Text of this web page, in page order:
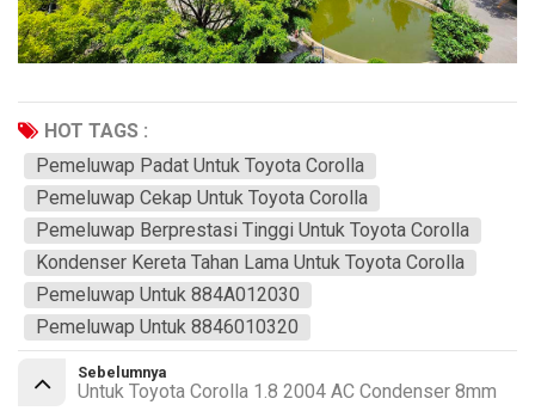
HOT TAGS :
Pemeluwap Padat Untuk Toyota Corolla
Pemeluwap Cekap Untuk Toyota Corolla
Pemeluwap Berprestasi Tinggi Untuk Toyota Corolla
Kondenser Kereta Tahan Lama Untuk Toyota Corolla
Pemeluwap Untuk 884A012030
Pemeluwap Untuk 8846010320
Sebelumnya
Untuk Toyota Corolla 1.8 2004 AC Condenser 8mm